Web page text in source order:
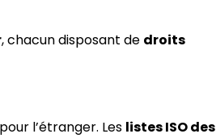
, chacun disposant de droits
pour l’étranger. Les listes ISO des